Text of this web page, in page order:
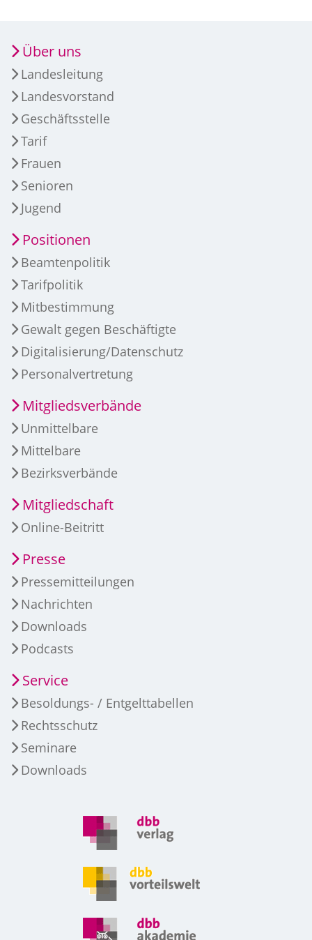
Über uns
Landesleitung
Landesvorstand
Geschäftsstelle
Tarif
Frauen
Senioren
Jugend
Positionen
Beamtenpolitik
Tarifpolitik
Mitbestimmung
Gewalt gegen Beschäftigte
Digitalisierung/Datenschutz
Personalvertretung
Mitgliedsverbände
Unmittelbare
Mittelbare
Bezirksverbände
Mitgliedschaft
Online-Beitritt
Presse
Pressemitteilungen
Nachrichten
Downloads
Podcasts
Service
Besoldungs- / Entgelttabellen
Rechtsschutz
Seminare
Downloads